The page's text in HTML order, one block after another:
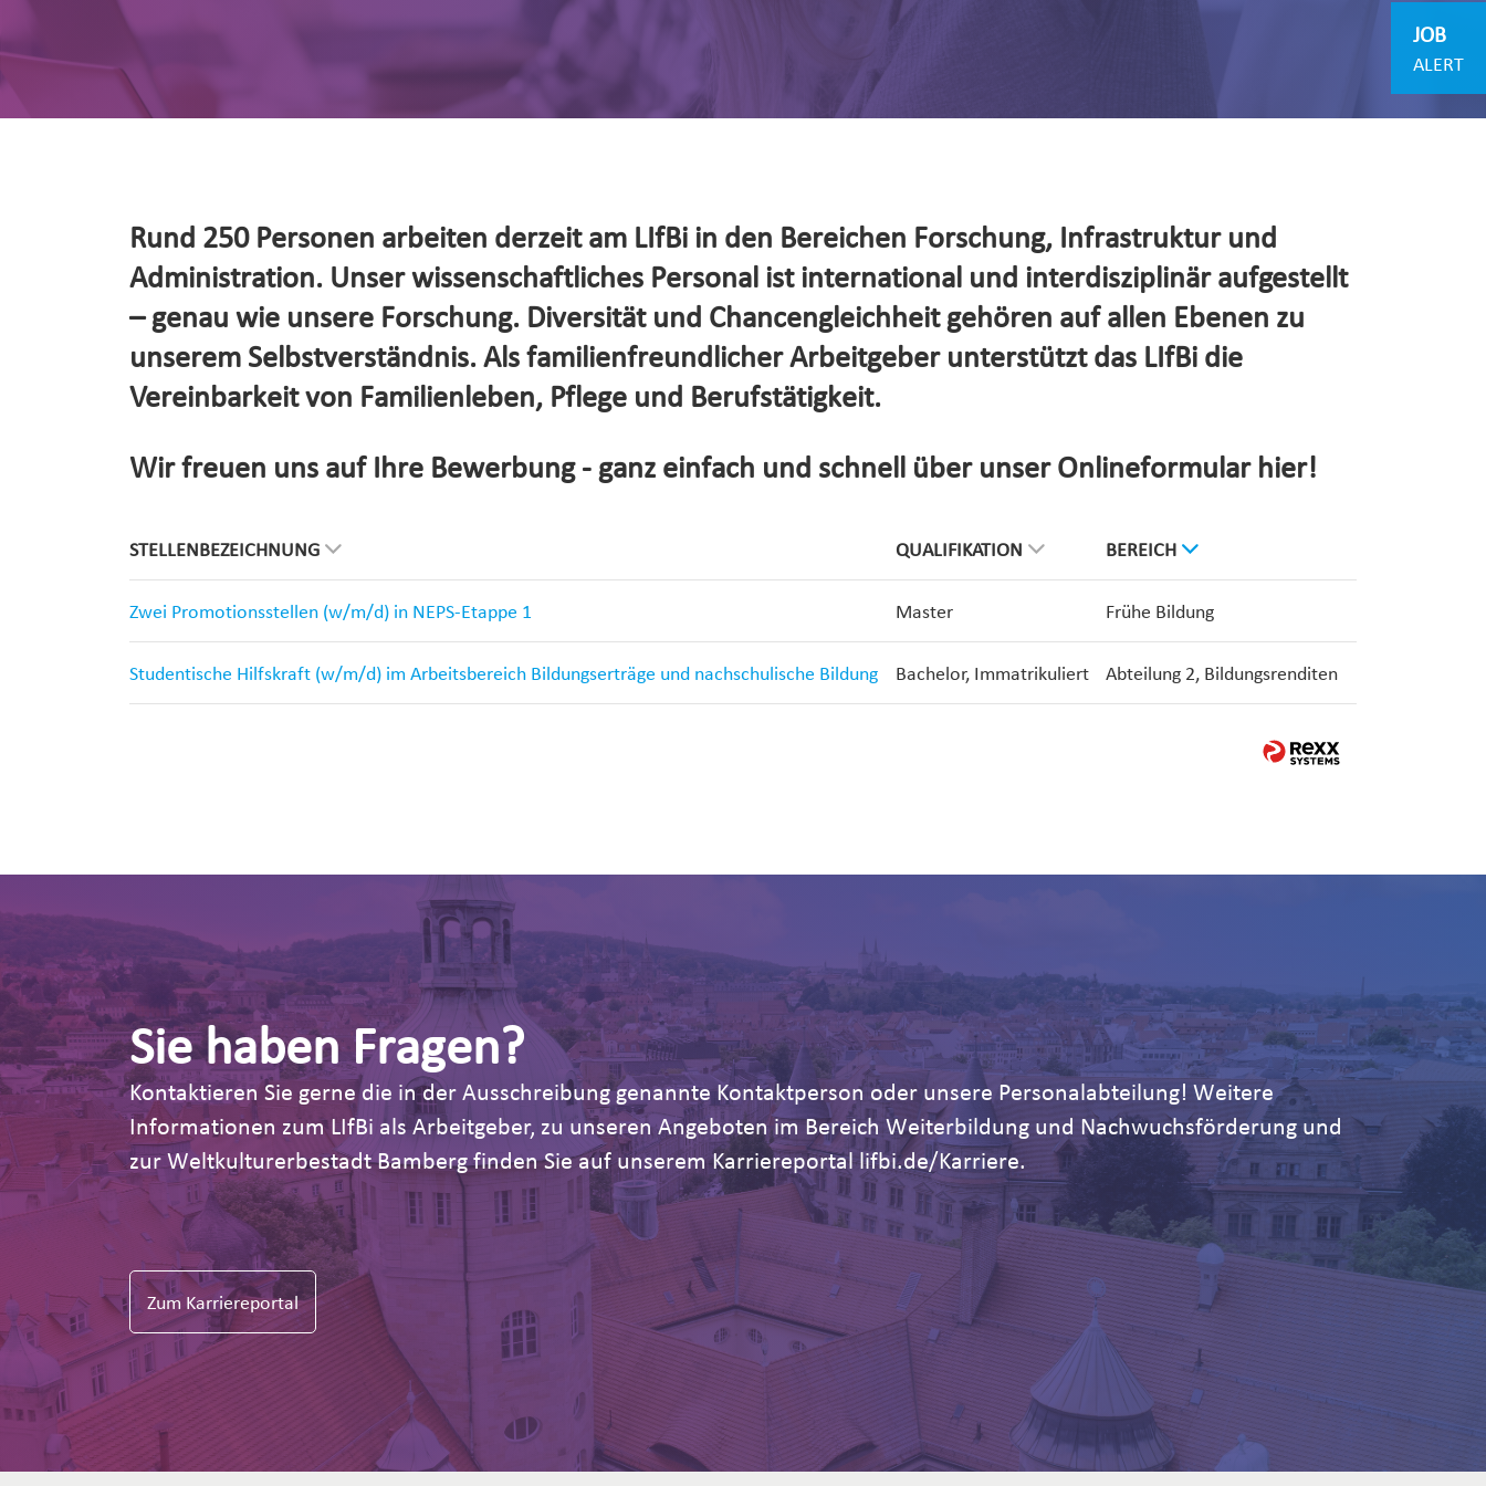
Rund 250 Personen arbeiten derzeit am LIfBi in den Bereichen Forschung, Infrastruktur und
Administration. Unser wissenschaftliches Personal ist international und interdisziplinär aufgestellt
– genau wie unsere Forschung. Diversität und Chancengleichheit gehören auf allen Ebenen zu
unserem Selbstverständnis. Als familienfreundlicher Arbeitgeber unterstützt das LIfBi die
Vereinbarkeit von Familienleben, Pflege und Berufstätigkeit.
Wir freuen uns auf Ihre Bewerbung - ganz einfach und schnell über unser Onlineformular hier!
STELLENBEZEICHNUNG QUALIFIKATION BEREICH
Zwei Promotionsstellen (w/m/d) in NEPS-Etappe 1 Master Frühe Bildung
Studentische Hilfskraft (w/m/d) im Arbeitsbereich Bildungserträge und nachschulische Bildung Bachelor, Immatrikuliert Abteilung 2, Bildungsrenditen
JOB
ALERT
Sie haben Fragen?
Kontaktieren Sie gerne die in der Ausschreibung genannte Kontaktperson oder unsere Personalabteilung! Weitere
Informationen zum LIfBi als Arbeitgeber, zu unseren Angeboten im Bereich Weiterbildung und Nachwuchsförderung und
zur Weltkulturerbestadt Bamberg finden Sie auf unserem Karriereportal lifbi.de/Karriere.
Zum Karriereportal